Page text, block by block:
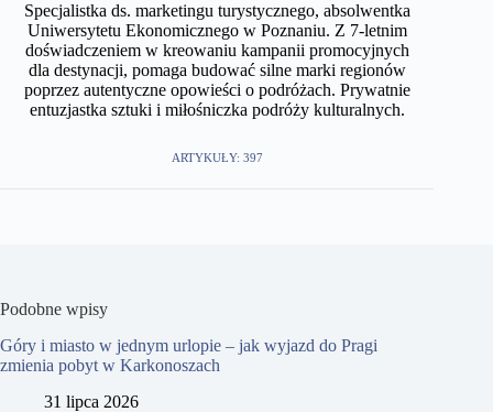
Specjalistka ds. marketingu turystycznego, absolwentka
Uniwersytetu Ekonomicznego w Poznaniu. Z 7-letnim
doświadczeniem w kreowaniu kampanii promocyjnych
dla destynacji, pomaga budować silne marki regionów
poprzez autentyczne opowieści o podróżach. Prywatnie
entuzjastka sztuki i miłośniczka podróży kulturalnych.
ARTYKUŁY: 397
Podobne wpisy
Góry i miasto w jednym urlopie – jak wyjazd do Pragi
zmienia pobyt w Karkonoszach
31 lipca 2026